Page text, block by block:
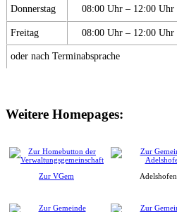
Donnerstag 08:00 Uhr – 12:00 Uhr
Freitag 08:00 Uhr – 12:00 Uhr
oder nach Terminabsprache
Weitere Homepages:
Zur VGem Adelshofen